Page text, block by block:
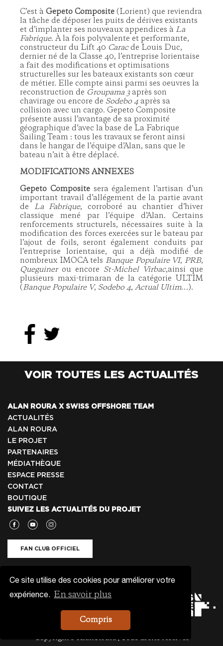
Ce site utilise des cookies pour améliorer votre
expérience. En savoir plus
Compris
C’est à Gepeto Composite (Lorient) que reviendra
la tâche de déposer les puits de dérives existants
et d’implanter ses nouveaux appendices à La
Fabrique. À la fois polyvalente et performante,
constructeur du Lift 40 Caracde Louis Duc,
dernier né de la Classe 40, l’entreprise lorientaise
a fait des modifications et optimisations
structurelles sur les bateaux existants son cœur
de métier. Elle compte ainsi parmi ses oeuvres la
reconstruction de Groupama 3après son
chavirage ou encore de Sodebo 4 après sa
collision avec un cargo. Gepeto Composite
présente aussi l’avantage de sa proximité
géographique d’avec la base de La Fabrique
Sailing Team : tous les travaux se feront ainsi
dans le hangar de l’équipe d’Alan, sans que le
bateau n’ait à être déplacé.
MODIFICATIONS ANNEXES
Gepeto Composite sera également l’artisan d’un
important travail d’allégement de la partie avant
de La Fabrique, corroboré au chantier d’hiver
classique mené par l’équipe d’Alan. Certains
renforcements structurels, nécessaires suite à la
modification des forces exercées sur le bateau par
l’ajout de foils, seront également conduits par
l’entreprise lorientaise, qui a déjà modifié de
nombreux IMOCA tels Banque Populaire VI,PRB,
Queguinerou encore St-Michel Virbac,ainsi que
plusieurs maxi-trimaran de la catégorie ULTIM
(Banque Populaire V, Sodebo 4, Actual Ultim…).
VOIR TOUTES LES ACTUALITÉS
ALAN ROURA X SWISS OFFSHORE TEAM
ACTUALITÉS
ALAN ROURA
LE PROJET
PARTENAIRES
MÉDIATHÈQUE
ESPACE PRESSE
CONTACT
BOUTIQUE
SUIVEZ LES ACTUALITÉS DU PROJET
FAN CLUB OFFICIEL
Copyright© Alan Roura | Tous droits réservés